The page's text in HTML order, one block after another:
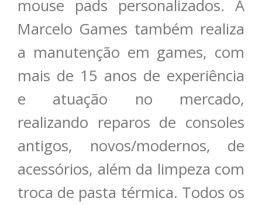
mouse pads personalizados. A
Marcelo Games também realiza
a manutenção em games, com
mais de 15 anos de experiência
e atuação no mercado,
realizando reparos de consoles
antigos, novos/modernos, de
acessórios, além da limpeza com
troca de pasta térmica. Todos os